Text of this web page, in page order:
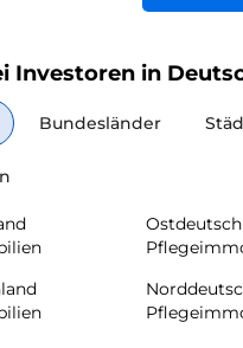
Investoren in
Bundesländer